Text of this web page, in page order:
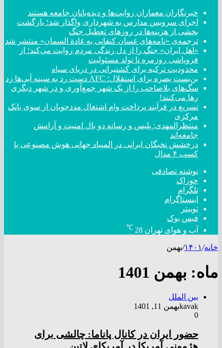
خبرنگاران معماران روایت‌ها و دیده‌بانان جامعه هستند
اجرای سرویس مدارس به شهرداری واگذار شد؛ بازگشت
بخشی از هزینه‌ها در روزهای تعطیل جنگ
ترجمه‌ی «نامه‌های غسان کنفانی به غادة السمان» منتشر شد
«اهل ایران» جنگ را از دل زندگی مردم روایت می‌کند؛ از
فروپاشی روزمره تا تولد مسئولیت
محدودیت ترکیه برای کشتیرانی در دریای سیاه
بن‌بست بصره برای استقلال؛ AFC دست رد به سینه آبی‌ها زد
سگ‌های بلاصاحب را از یک شهر جمع‌آوری و در شهر دیگری
رها می‌کنند!
تسریع در فرآیند پرداخت وام اشتغال مددجویان از سوی بانک
مرکزی
منتظرالمهدی: پلیس و رسانه دو بال امنیت و آرامش
جامعه‌اند
درخشش نخبگان ایرانی در المپیاد جهانی هوش مصنوعی با
کسب ۴ مدال
نوشته تصادفی
خوراک
تلگرام
اینستاگرام
توییتر
فیس بوک
آب و هوای تهران 28
℃
خانه/۱۴۰۱/بهمن
ماه: بهمن 1401
بین الملل
kavakبهمن 11, 1401
0
حضور ایران در کانال پاناما: چالشی برای